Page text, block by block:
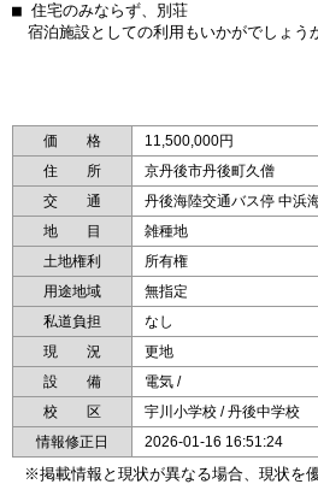
■ 住宅のみならず、別荘
価 格 11,500,000円
住 所
京丹後市丹後町久僧
交 通
丹後海陸交通バス停 中浜
地 目
雑種地
土地権利
所有権
用途地域
無指定
私道負担
なし
現 況
更地
設 備
電気 /
校 区
宇川小学校 / 丹後中学校
情報修正日
2026-01-16 16:51:24
※掲載情報と現状が異なる場合、現状を